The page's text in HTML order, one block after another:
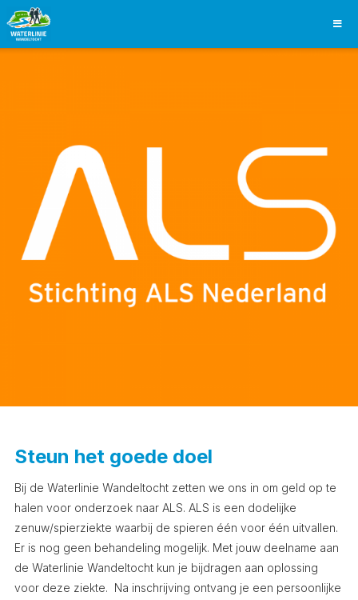
Steun het goede doel
Bij de Waterlinie Wandeltocht zetten we ons in om geld op te
halen voor onderzoek naar ALS. ALS is een dodelijke
zenuw/spierziekte waarbij de spieren één voor één uitvallen.
Er is nog geen behandeling mogelijk. Met jouw deelname aan
de Waterlinie Wandeltocht kun je bijdragen aan oplossing
voor deze ziekte. Na inschrijving ontvang je een persoonlijke